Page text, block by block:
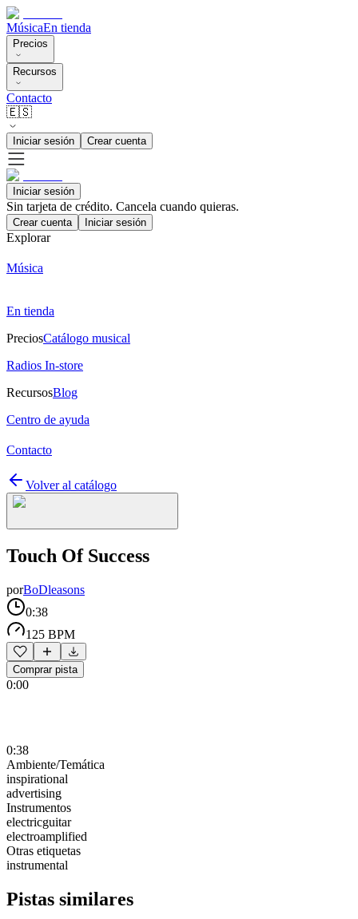
MúsicaEn tienda
Precios
Recursos
Contacto
🇪🇸
Iniciar sesión Crear cuenta
Iniciar sesión
Sin tarjeta de crédito. Cancela cuando quieras.
Crear cuenta Iniciar sesión
Explorar
Música
En tienda
PreciosCatálogo musical
Radios In-store
RecursosBlog
Centro de ayuda
Contacto
Volver al catálogo
Touch Of Success
porBoDleasons
0:38
125 BPM
Comprar pista
0:00
0:38
Ambiente/Temática
inspirational
advertising
Instrumentos
electricguitar
electroamplified
Otras etiquetas
instrumental
Pistas similares